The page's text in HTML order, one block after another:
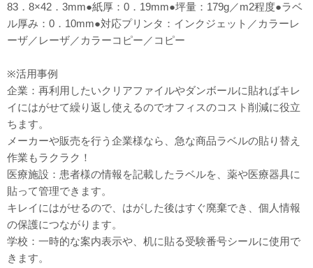
83．8×42．3mm●紙厚：0．19mm●坪量：179g／m2程度●ラベ
ル厚み：0．10mm●対応プリンタ：インクジェット／カラーレ
ーザ／レーザ／カラーコピー／コピー
※活用事例
企業：再利用したいクリアファイルやダンボールに貼ればキレ
イにはがせて繰り返し使えるのでオフィスのコスト削減に役立
ちます。
メーカーや販売を行う企業様なら、急な商品ラベルの貼り替え
作業もラクラク！
医療施設：患者様の情報を記載したラベルを、薬や医療器具に
貼って管理できます。
キレイにはがせるので、はがした後はすぐ廃棄でき、個人情報
の保護につながります。
学校：一時的な案内表示や、机に貼る受験番号シールに使用で
きます。